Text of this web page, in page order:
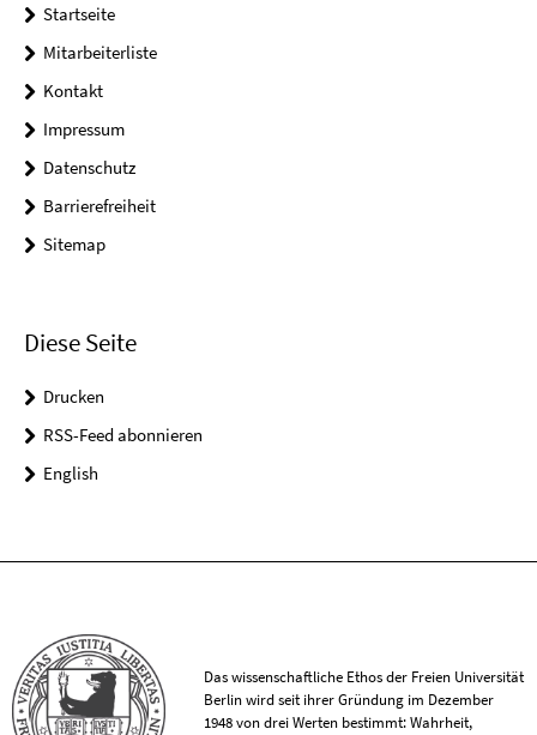
Startseite
Mitarbeiterliste
Kontakt
Impressum
Datenschutz
Barrierefreiheit
Sitemap
Diese Seite
Drucken
RSS-Feed abonnieren
English
Das wissenschaftliche Ethos der Freien Universität
Berlin wird seit ihrer Gründung im Dezember
1948 von drei Werten bestimmt: Wahrheit,